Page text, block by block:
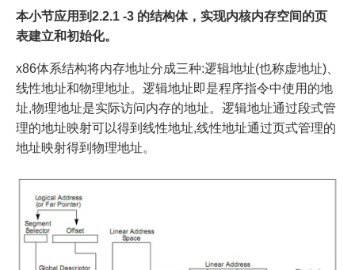
本小节应用到2.2.1 -3 的结构体，实现内核内存空间的页
表建立和初始化。
x86体系结构将内存地址分成三种:逻辑地址(也称虚地址)、
线性地址和物理地址。逻辑地址即是程序指令中使用的地
址,物理地址是实际访问内存的地址。逻辑地址通过段式管
理的地址映射可以得到线性地址,线性地址通过页式管理的
地址映射得到物理地址。